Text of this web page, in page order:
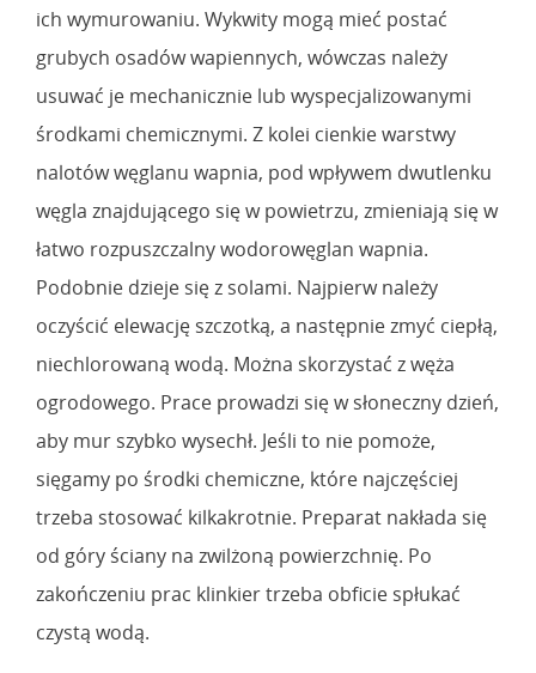
ich wymurowaniu. Wykwity mogą mieć postać
grubych osadów wapiennych, wówczas należy
usuwać je mechanicznie lub wyspecjalizowanymi
środkami chemicznymi. Z kolei cienkie warstwy
nalotów węglanu wapnia, pod wpływem dwutlenku
węgla znajdującego się w powietrzu, zmieniają się w
łatwo rozpuszczalny wodorowęglan wapnia.
Podobnie dzieje się z solami. Najpierw należy
oczyścić elewację szczotką, a następnie zmyć ciepłą,
niechlorowaną wodą. Można skorzystać z węża
ogrodowego. Prace prowadzi się w słoneczny dzień,
aby mur szybko wysechł. Jeśli to nie pomoże,
sięgamy po środki chemiczne, które najczęściej
trzeba stosować kilkakrotnie. Preparat nakłada się
od góry ściany na zwilżoną powierzchnię. Po
zakończeniu prac klinkier trzeba obficie spłukać
czystą wodą.